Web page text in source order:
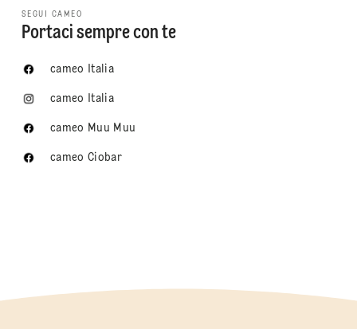
SEGUI CAMEO
Portaci sempre con te
cameo Italia
cameo Italia
cameo Muu Muu
cameo Ciobar